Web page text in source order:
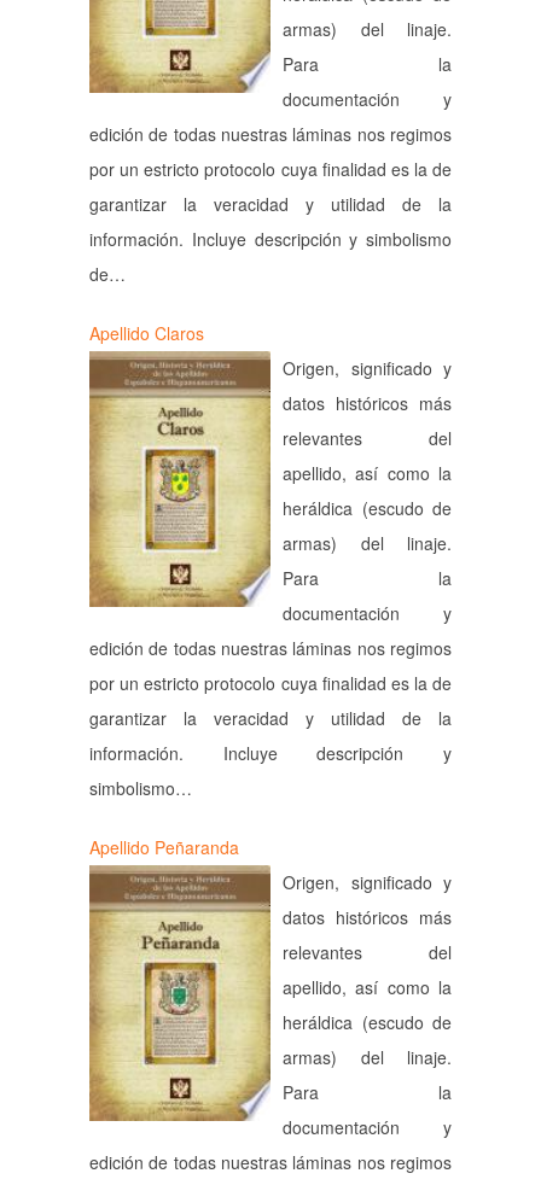
armas) del linaje.
Para la
documentación y
edición de todas nuestras láminas nos regimos
por un estricto protocolo cuya finalidad es la de
garantizar la veracidad y utilidad de la
información. Incluye descripción y simbolismo
de…
Apellido Claros
Origen, significado y
datos históricos más
relevantes del
apellido, así como la
heráldica (escudo de
armas) del linaje.
Para la
documentación y
edición de todas nuestras láminas nos regimos
por un estricto protocolo cuya finalidad es la de
garantizar la veracidad y utilidad de la
información. Incluye descripción y
simbolismo…
Apellido Peñaranda
Origen, significado y
datos históricos más
relevantes del
apellido, así como la
heráldica (escudo de
armas) del linaje.
Para la
documentación y
edición de todas nuestras láminas nos regimos